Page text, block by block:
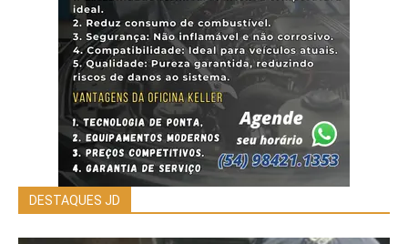
DESTAQUES JD